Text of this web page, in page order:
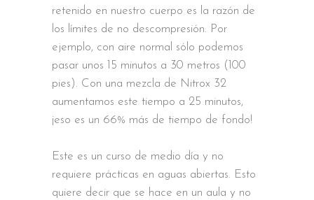
retenido en nuestro cuerpo es la razón de
los límites de no descompresión. Por
ejemplo, con aire normal sólo podemos
pasar unos 15 minutos a 30 metros (100
pies). Con una mezcla de Nitrox 32
aumentamos este tiempo a 25 minutos,
¡eso es un 66% más de tiempo de fondo!
Este es un curso de medio día y no
requiere prácticas en aguas abiertas. Esto
quiere decir que se hace en un aula y no